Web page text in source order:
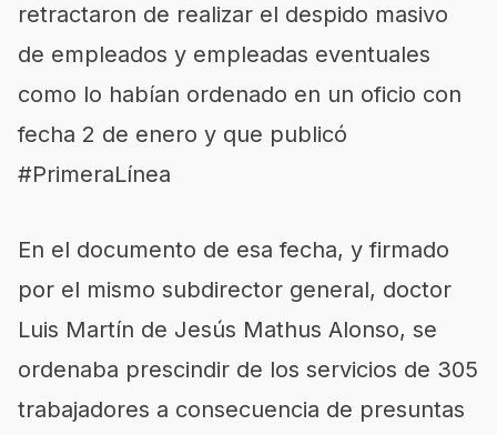
retractaron de realizar el despido masivo
de empleados y empleadas eventuales
como lo habían ordenado en un oficio con
fecha 2 de enero y que publicó
#PrimeraLínea
En el documento de esa fecha, y firmado
por el mismo subdirector general, doctor
Luis Martín de Jesús Mathus Alonso, se
ordenaba prescindir de los servicios de 305
trabajadores a consecuencia de presuntas